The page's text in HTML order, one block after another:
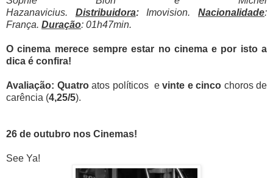
Hazanavicius. Distribuidora: Imovision.Nacionalidade:
França. Duração: 01h47min.
O cinema merece sempre estar no cinema e por isto a
dica é confira!
Avaliação: Quatro atos políticos e vinte e cinco choros de
carência (4,25/5).
26 de outubro nos Cinemas!
See Ya!